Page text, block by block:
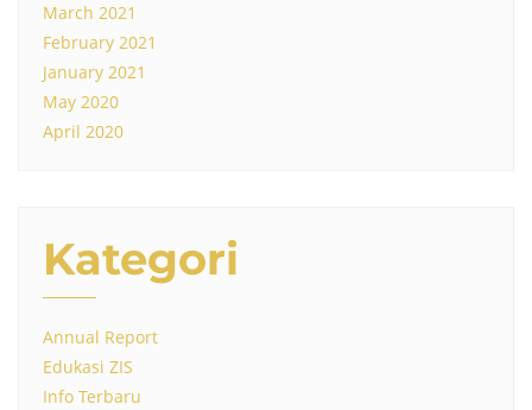
March 2021
February 2021
January 2021
May 2020
April 2020
Kategori
Annual Report
Edukasi ZIS
Info Terbaru